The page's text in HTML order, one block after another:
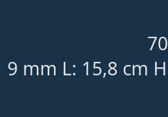
9 mm L: 15,8 cm